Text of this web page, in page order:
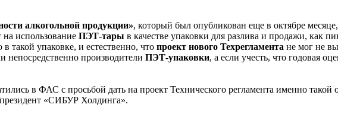
алкогольной продукции», который был опубликован еще в октябре
на использование ПЭТ-тары в качестве упаковки для разлива и продажи, как
такой упаковке, и естественно, что проект нового Техрегламента не мог не
производители ПЭТ-упаковки, а если учесть, что годовая
в ФАС с просьбой дать на проект Технического регламента именно
«СИБУР Холдинга».